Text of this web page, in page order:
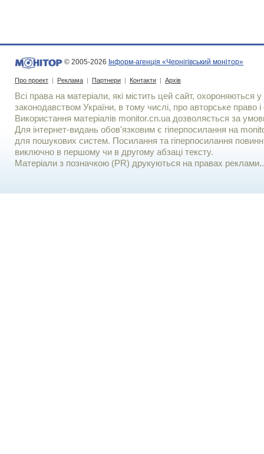
© 2005-2026 Інформ-агенція «Чернігівський монітор»
Про проект | Реклама | Партнери | Контакти | Архів
Всі права на матеріали, які містить цей сайт, охороняються у
законодавством України, в тому числі, про авторське право і
Використання матерiалiв monitor.cn.ua дозволяється за
Для iнтернет-видань обов'язковим є гiперпосилання на
для пошукових систем. Посилання та гіперпосилання
виключно в першому чи в другому абзаці тексту.
Матеріали з позначкою (PR) друкуються на правах реклами..